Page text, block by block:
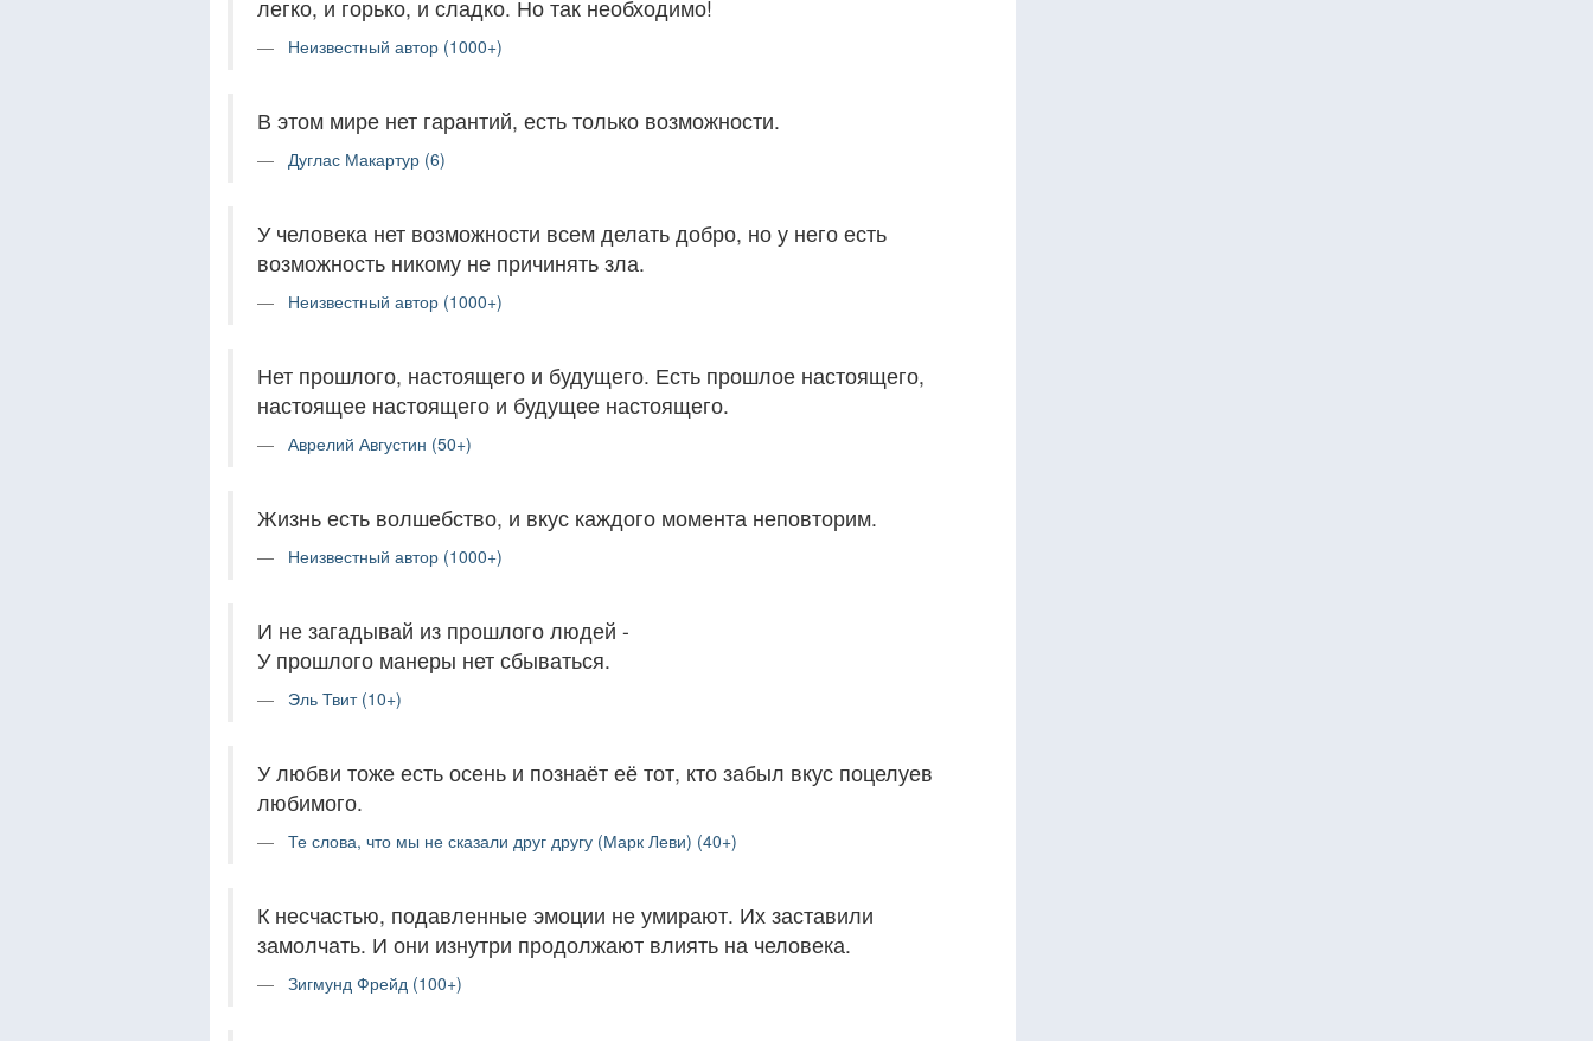
легко, и горько, и сладко. Но так необходимо!
Неизвестный автор (1000+)
В этом мире нет гарантий, есть только возможности.
Дуглас Макартур (6)
У человека нет возможности всем делать добро, но у него есть
возможность никому не причинять зла.
Неизвестный автор (1000+)
Нет прошлого, настоящего и будущего. Есть прошлое настоящего,
настоящее настоящего и будущее настоящего.
Аврелий Августин (50+)
Жизнь есть волшебство, и вкус каждого момента неповторим.
Неизвестный автор (1000+)
И не загадывай из прошлого людей -
У прошлого манеры нет сбываться.
Эль Твит (10+)
У любви тоже есть осень и познаёт её тот, кто забыл вкус поцелуев
любимого.
Те слова, что мы не сказали друг другу (Марк Леви) (40+)
К несчастью, подавленные эмоции не умирают. Их заставили
замолчать. И они изнутри продолжают влиять на человека.
Зигмунд Фрейд (100+)